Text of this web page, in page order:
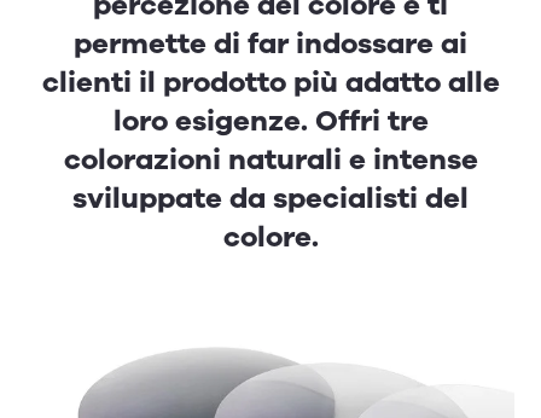
permette di far indossare ai
clienti il prodotto più adatto alle
loro esigenze. Offri tre
colorazioni naturali e intense
sviluppate da specialisti del
colore.